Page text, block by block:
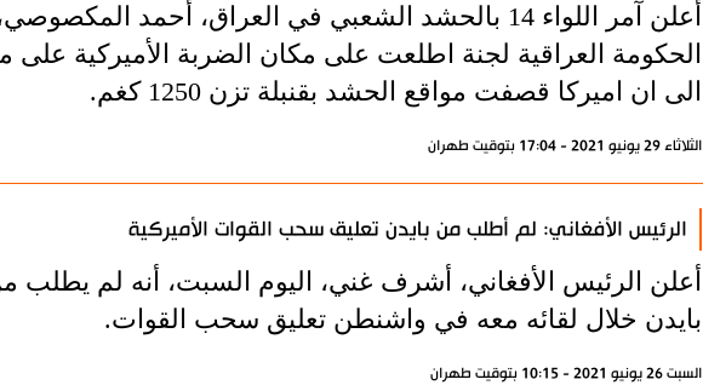
أعلن آمر اللواء 14 بالحشد الشعبي في العراق، أحمد
الحكومة العراقية لجنة اطلعت على مكان الضربة الأميركية على
الى ان اميركا قصفت مواقع الحشد بقنبلة تزن 1250 كغم.
الثلاثاء 29 يونيو 2021 - 17:04 بتوقيت طهران
الرئيس الأفغاني: لم أطلب من بايدن تعليق سحب القوات الأميركية
أعلن الرئيس الأفغاني، أشرف غني، اليوم السبت، أنه لم يطلب
بايدن خلال لقائه معه في واشنطن تعليق سحب القوات.
السبت 26 يونيو 2021 - 10:15 بتوقيت طهران